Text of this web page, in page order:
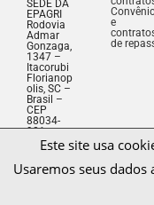
SEDE DA
EPAGRI
Rodovia
Admar
Gonzaga,
1347 –
Itacorubi
Florianop
olis, SC –
Brasil –
CEP
88034-
901
Fone: (48)
3665-
CNPJ:
e
de
Este site usa
Usaremos seus dados